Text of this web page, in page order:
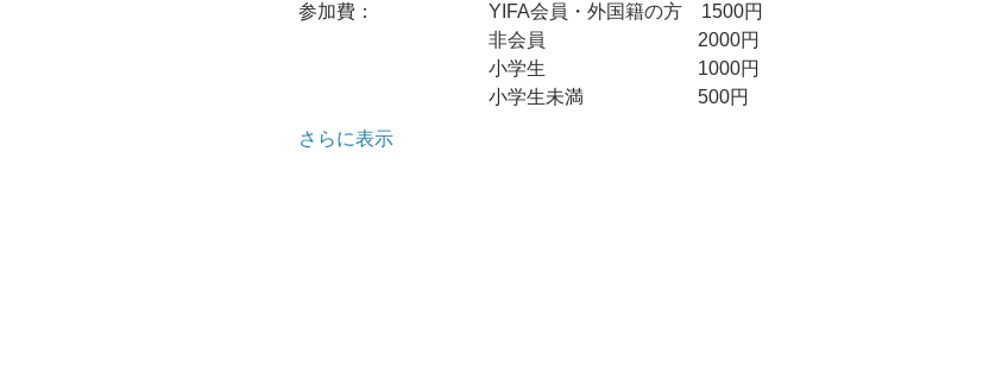
参加費：　　　　　　YIFA会員・外国籍の方　1500円
非会員　　　　　　　　2000円
小学生　　　　　　　　1000円
小学生未満　　　　　　500円
さらに表示